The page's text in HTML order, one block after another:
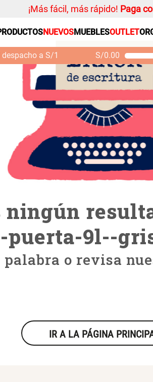
¡Más fácil, más rápido! Paga
NUEVOSMUEBLESOUTLET
a S/1 S/0.00
ningún
puerta-9l--
o revisa
IR A LA PÁGINA
Mueble
Bambú
Puerta
S/ 349.00
Organizador
Cojin
Alfombra
Niños
Almohada
Mantel
Sabanas
Platos
Individuales